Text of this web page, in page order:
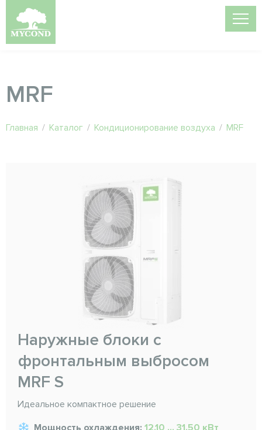
MRF
Главная / Каталог / Кондиционирование воздуха / MRF
Наружные блоки с
фронтальным выбросом
MRF S
Идеальное компактное решение
Мощность охлаждения: 12.10 ... 31.50 кВт